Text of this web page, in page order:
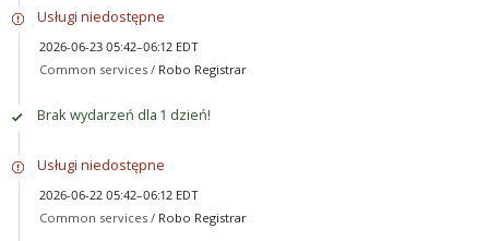
Usługi niedostępne
2026-06-23 05:42–06:12 EDT
Common services / Robo Registrar
Brak wydarzeń dla 1 dzień!
Usługi niedostępne
2026-06-22 05:42–06:12 EDT
Common services / Robo Registrar